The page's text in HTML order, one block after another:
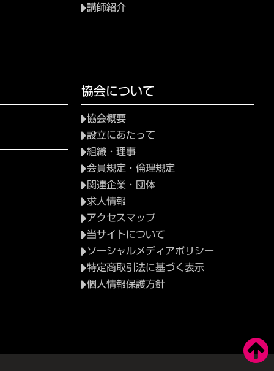
講師紹介
協会について
協会概要
設立にあたって
組織・理事
会員規定・倫理規定
関連企業・団体
求人情報
アクセスマップ
当サイトについて
ソーシャルメディアポリシー
特定商取引法に基づく表示
個人情報保護方針